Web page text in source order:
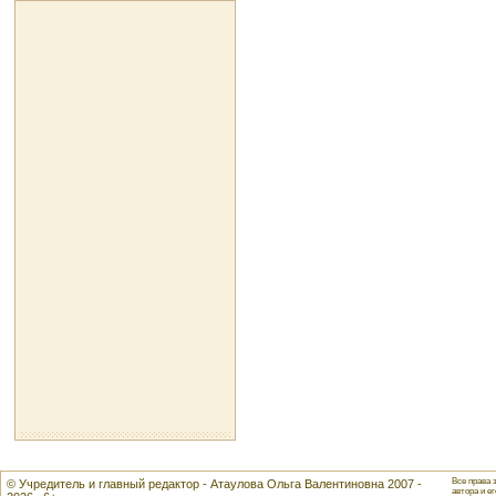
© Учредитель и главный редактор - Атаулова Ольга Валентиновна 2007 -
Все права
автора и